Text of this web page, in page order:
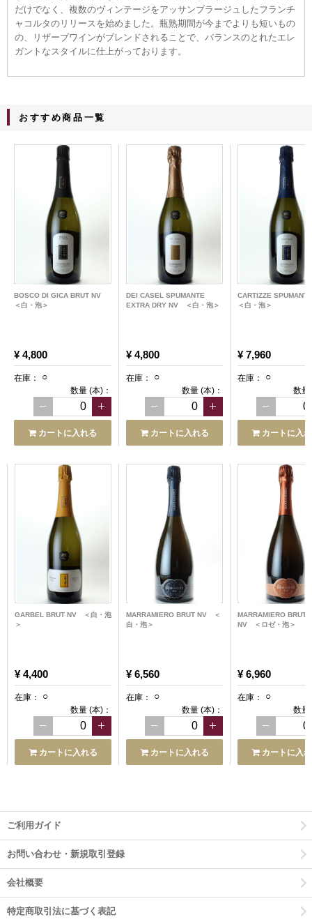
だけでなく、複数のヴィンテージをアッサンブラージュしたフランチ
ャコルタのリリースを始めました。瓶熟期間が今までよりも短いもの
の、リザーブワインがブレンドされることで、バランスのとれたエレ
ガントなスタイルに仕上がっております。
おすすめ商品 一覧
BOSCO DI GICA BRUT NV
＜白・泡＞
¥ 4,800
在庫： ○
数量 (本) ：
カートに入れる
DEI CASEL SPUMANTE
EXTRA DRY NV ＜白・泡＞
¥ 4,800
在庫： ○
数量 (本) ：
カートに入れる
CARTIZZE
＜白・泡＞
¥ 7,960
在庫： ○
数量
カートに入
GARBEL BRUT NV ＜白・泡
＞
¥ 4,400
在庫： ○
数量 (本) ：
カートに入れる
MARRAMIERO BRUT NV ＜
白・泡＞
¥ 6,560
在庫： ○
数量 (本) ：
カートに入れる
MARRAMIERO BRUT
NV ＜ロゼ・泡＞
¥ 6,960
在庫： ○
数量
カートに入
ご利用ガイド
お問い合わせ・新規取引登録
会社概要
特定商取引法に基づく表記